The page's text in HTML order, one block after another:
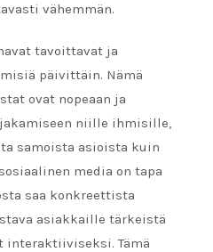
vähemmän.
tavoittavat ja
päivittäin. Nämä
ovat nopeaan ja
niille ihmisille,
samoista asioista kuin
media on tapa
saa konkreettista
asiakkaille tärkeistä
interaktiiviseksi. Tämä